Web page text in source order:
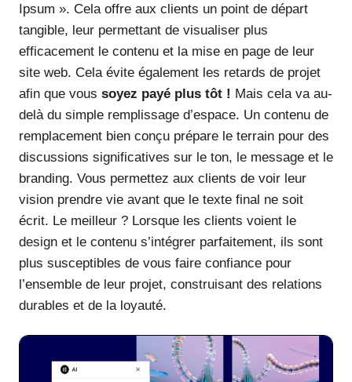
Ipsum ». Cela offre aux clients un point de départ
tangible, leur permettant de visualiser plus
efficacement le contenu et la mise en page de leur
site web. Cela évite également les retards de projet
afin que vous soyez payé plus tôt ! Mais cela va au-
delà du simple remplissage d’espace. Un contenu de
remplacement bien conçu prépare le terrain pour des
discussions significatives sur le ton, le message et le
branding. Vous permettez aux clients de voir leur
vision prendre vie avant que le texte final ne soit
écrit. Le meilleur ? Lorsque les clients voient le
design et le contenu s’intégrer parfaitement, ils sont
plus susceptibles de vous faire confiance pour
l’ensemble de leur projet, construisant des relations
durables et de la loyauté.